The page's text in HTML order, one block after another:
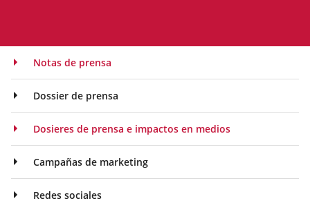
Notas de prensa
Dossier de prensa
Dosieres de prensa e impactos en medios
Campañas de marketing
Redes sociales